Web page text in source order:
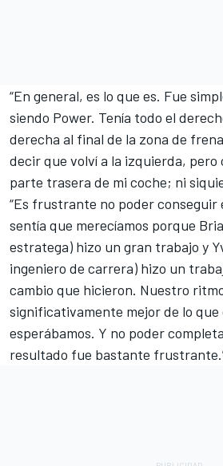
“En general, es lo que es. Fue
siendo Power. Tenía todo el
derecha al final de la zona de
decir que volví a la izquierda, pero
parte trasera de mi coche; ni
“Es frustrante no poder conseguir
sentía que merecíamos porque
estratega) hizo un gran trabajo y
ingeniero de carrera) hizo un
cambio que hicieron. Nuestro
significativamente mejor de lo que
esperábamos. Y no poder
resultado fue bastante